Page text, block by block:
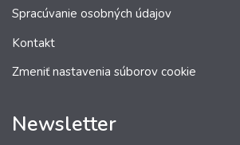
Spracúvanie osobných údajov
Kontakt
Zmeniť nastavenia súborov cookie
Newsletter